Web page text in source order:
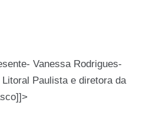
Vanessa Rodrigues-
Paulista e diretora da